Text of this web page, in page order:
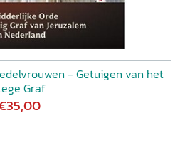
- Getuigen van het
Graf